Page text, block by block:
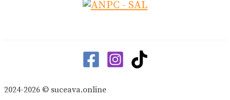
2024-2026 © suceava.online